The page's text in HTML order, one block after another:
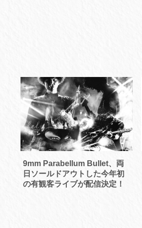
9mm Parabellum Bullet、両
日ソールドアウトした今年初
の有観客ライブが配信決定！